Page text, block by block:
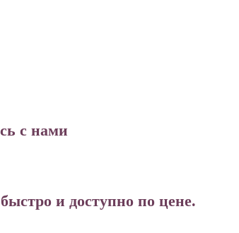
с нами
и доступно по цене.